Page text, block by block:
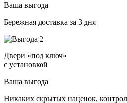
Ваша выгода
Бережная доставка за 3 дня
Двери «под ключ»
с установкой
Ваша выгода
Никаких скрытых наценок,